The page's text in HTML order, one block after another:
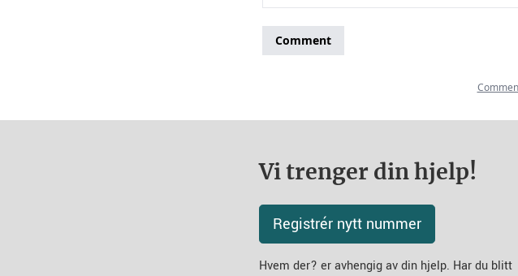
Vi trenger din hjelp!
Registrér nytt nummer
Hvem der? er avhengig av din hjelp. Har du blitt